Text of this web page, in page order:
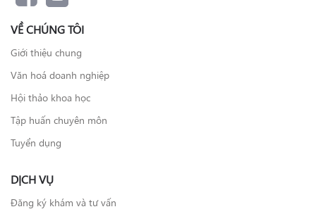
VỀ CHÚNG TÔI
Giới thiệu chung
Văn hoá doanh nghiệp
Hội thảo khoa học
Tập huấn chuyên môn
Tuyển dụng
DỊCH VỤ
Đăng ký khám và tư vấn